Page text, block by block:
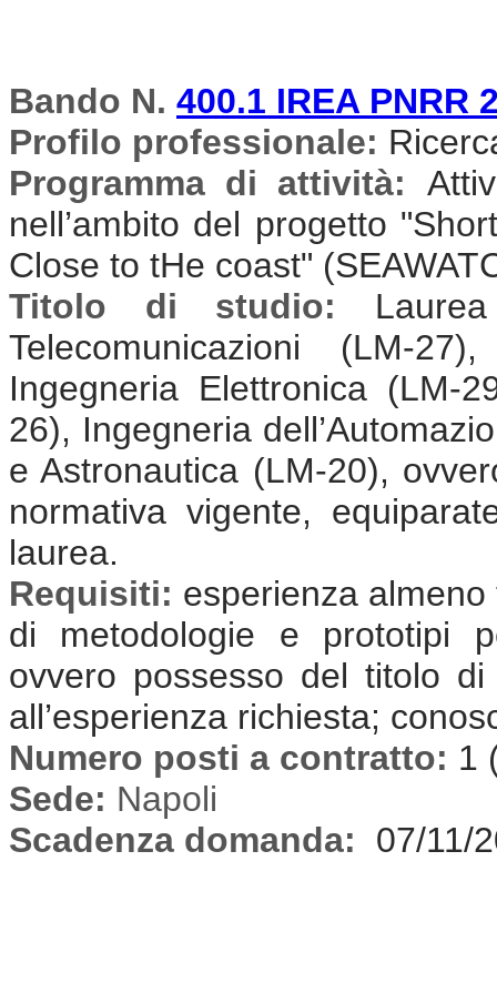
Bando N. 400.1 IREA PNRR
Profilo professionale:
Programma di attività:
nell’ambito del progetto
Close to tHe coast"
Titolo di studio:
Telecomunicazioni (LM-
Ingegneria Elettronica (LM-
26), Ingegneria
e Astronautica (LM-20),
normativa vigente,
laurea.
Requisiti: esperienza
di metodologie e prototipi
ovvero possesso del titolo
all’esperienza richiesta;
Numero posti a contratto: 1
Sede: Napoli
Scadenza domanda:
07/11/